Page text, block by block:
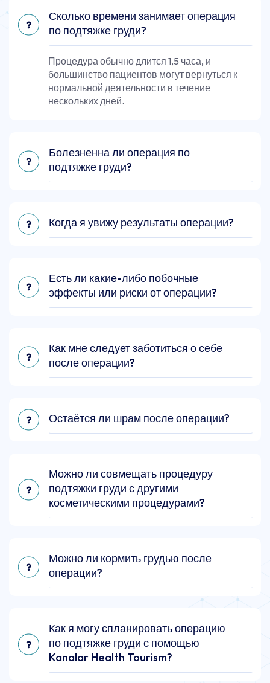
Сколько времени занимает операция
по подтяжке груди?
Процедура обычно длится 1,5 часа, и
большинство пациентов могут вернуться к
нормальной деятельности в течение
нескольких дней.
Болезненна ли операция по
подтяжке груди?
Когда я увижу результаты операции?
Есть ли какие-либо побочные
эффекты или риски от операции?
Как мне следует заботиться о себе
после операции?
Остаётся ли шрам после операции?
Можно ли совмещать процедуру
подтяжки груди с другими
косметическими процедурами?
Можно ли кормить грудью после
операции?
Как я могу спланировать операцию
по подтяжке груди с помощью
Kanalar Health Tourism?